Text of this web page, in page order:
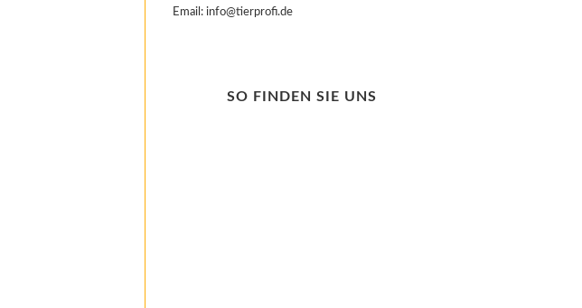
Email: info@tierprofi.de
SO FINDEN SIE UNS